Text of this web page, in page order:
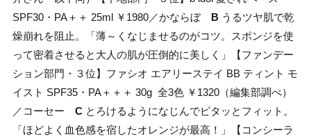
SPF30・PA＋＋ 25ml ￥1980／かならぼ B うるツヤ肌で乾
燥崩れを阻止。「薄～くなじませるのがコツ。スポンジを使
って密着させると大人の肌が圧倒的に美しく」【ファンデー
ション部門・３位】ファシオ エアリーステイ BB ティント モ
イスト SPF35・PA＋＋＋ 30g 全3色 ￥1320（編集部調べ）
／コーセー C とろけるようになじんでピタッとフィット。
「ほどよく血色感を宿したオレンジが最高！」【コンシーラ